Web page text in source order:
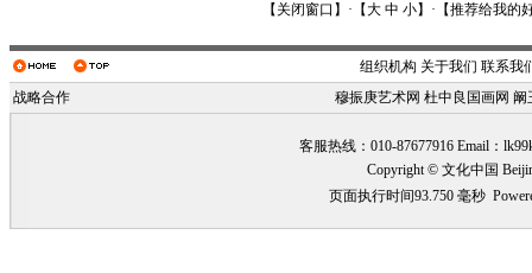
【 关闭窗口 】·【大 中 小】·【推荐给我的
组织机构 关于我们 联系我
战略合作
穆振庚艺术网 杜中良国画网 阚
客服热线：010-87677916 Email：
Copyright © 文化中国
页面执行时间93.750 毫秒